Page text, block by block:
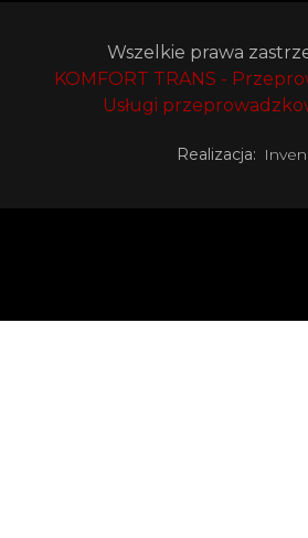
Wszelkie prawa
KOMFORT TRANS -
Usługi
Realizacja: